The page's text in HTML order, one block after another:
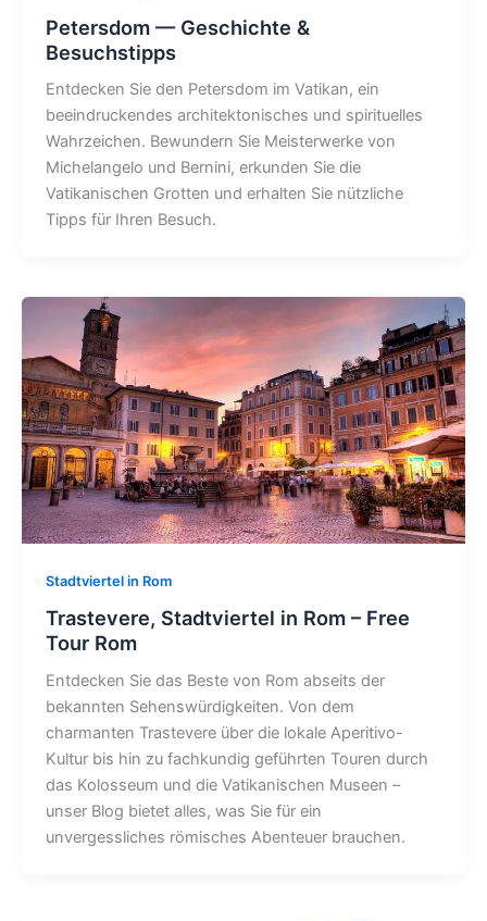
Petersdom — Geschichte &
Besuchstipps
Entdecken Sie den Petersdom im Vatikan, ein
beeindruckendes architektonisches und spirituelles
Wahrzeichen. Bewundern Sie Meisterwerke von
Michelangelo und Bernini, erkunden Sie die
Vatikanischen Grotten und erhalten Sie nützliche
Tipps für Ihren Besuch.
Stadtviertel in Rom
Trastevere, Stadtviertel in Rom – Free
Tour Rom
Entdecken Sie das Beste von Rom abseits der
bekannten Sehenswürdigkeiten. Von dem
charmanten Trastevere über die lokale Aperitivo-
Kultur bis hin zu fachkundig geführten Touren durch
das Kolosseum und die Vatikanischen Museen –
unser Blog bietet alles, was Sie für ein
unvergessliches römisches Abenteuer brauchen.